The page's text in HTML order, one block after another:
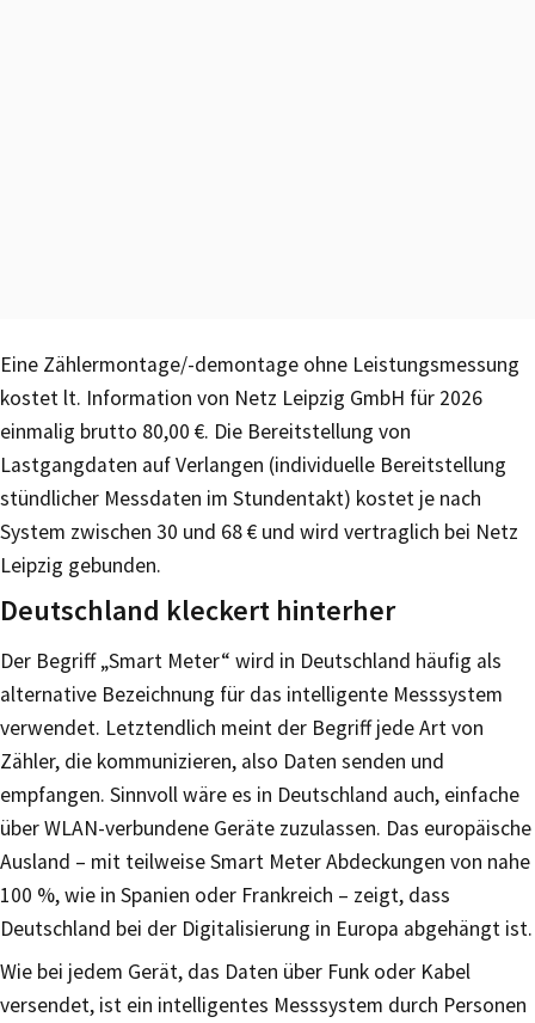
Eine Zählermontage/-demontage ohne Leistungsmessung
kostet lt. Information von Netz Leipzig GmbH für 2026
einmalig brutto 80,00 €. Die Bereitstellung von
Lastgangdaten auf Verlangen (individuelle Bereitstellung
stündlicher Messdaten im Stundentakt) kostet je nach
System zwischen 30 und 68 € und wird vertraglich bei Netz
Leipzig gebunden.
Deutschland kleckert hinterher
Der Begriff „Smart Meter“ wird in Deutschland häufig als
alternative Bezeichnung für das intelligente Messsystem
verwendet. Letztendlich meint der Begriff jede Art von
Zähler, die kommunizieren, also Daten senden und
empfangen. Sinnvoll wäre es in Deutschland auch, einfache
über WLAN-verbundene Geräte zuzulassen. Das europäische
Ausland – mit teilweise Smart Meter Abdeckungen von nahe
100 %, wie in Spanien oder Frankreich – zeigt, dass
Deutschland bei der Digitalisierung in Europa abgehängt ist.
Wie bei jedem Gerät, das Daten über Funk oder Kabel
versendet, ist ein intelligentes Messsystem durch Personen